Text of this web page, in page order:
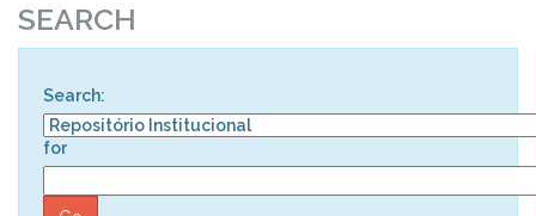
SEARCH
Search:
for